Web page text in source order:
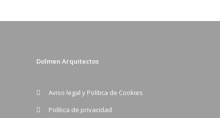
Dolmen Arquitectos
Aviso legal y Política de Cookies
Política de privacidad